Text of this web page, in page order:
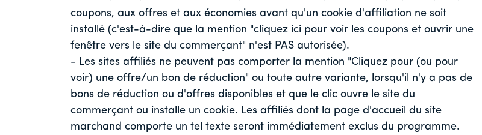
coupons, aux offres et aux économies avant qu'un cookie d'affiliation ne soit
installé (c'est-à-dire que la mention "cliquez ici pour voir les coupons et ouvrir une
fenêtre vers le site du commerçant" n'est PAS autorisée).
- Les sites affiliés ne peuvent pas comporter la mention "Cliquez pour (ou pour
voir) une offre/un bon de réduction" ou toute autre variante, lorsqu'il n'y a pas de
bons de réduction ou d'offres disponibles et que le clic ouvre le site du
commerçant ou installe un cookie. Les affiliés dont la page d'accueil du site
marchand comporte un tel texte seront immédiatement exclus du programme.